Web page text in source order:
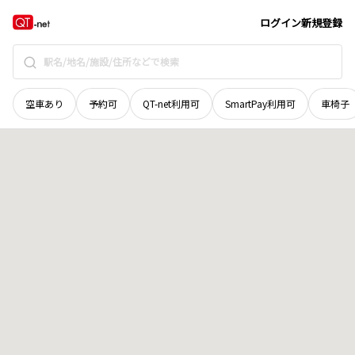
ログイン新規登録
空車あり 予約可 QT-net利用可 SmartPay利用可 車椅子
栃木県